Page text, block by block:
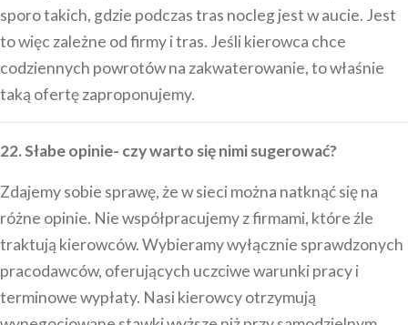
sporo takich, gdzie podczas tras nocleg jest w aucie. Jest
to więc zależne od firmy i tras. Jeśli kierowca chce
codziennych powrotów na zakwaterowanie, to właśnie
taką ofertę zaproponujemy.
22. Słabe opinie- czy warto się nimi sugerować?
Zdajemy sobie sprawę, że w sieci można natknąć się na
różne opinie. Nie współpracujemy z firmami, które źle
traktują kierowców. Wybieramy wyłącznie sprawdzonych
pracodawców, oferujących uczciwe warunki pracy i
terminowe wypłaty. Nasi kierowcy otrzymują